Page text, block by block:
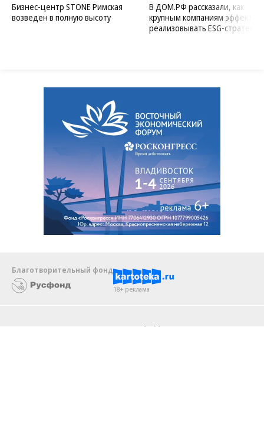
Бизнес-центр STONE Римская
возведен в полную высоту
В ДОМ.РФ рассказали, как
крупным компаниям
реализовывать ESG-стратегию
Благотворительный фонд
18+ реклама
Android